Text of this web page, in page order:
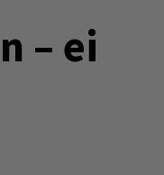
– ei